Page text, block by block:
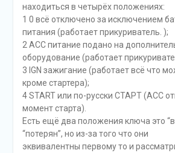
находиться в четырёх положениях:
1 0 всё отключено за исключением
питания (работает прикуриватель. );
2 ACC питание подано на
оборудование (работает
3 IGN зажигание (работает всё что
кроме стартера);
4 START или по-русски СТАРТ (ACC
момент старта).
Есть ещё два положения ключа это
“потерян”, но из-за того что они
эквивалентны первому то и